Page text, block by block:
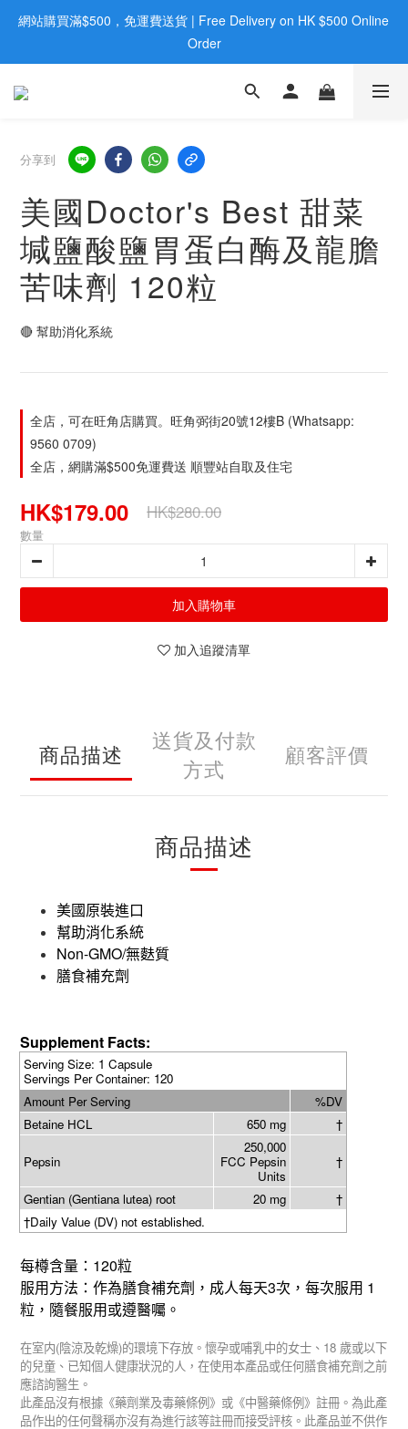
歡迎親臨旺角店購買：旺角弼街20號12樓B  |  RealDeal 保健品 |
WhatsApp 9560 0709
網站購買滿$500，免運費送貨 | Free Delivery on HK $500 Online
Order
歡迎親臨旺角店購買：旺角弼街20號12樓B  |  RealDeal 保健品 |
分享到
美國Doctor's Best 甜菜
堿鹽酸鹽胃蛋白酶及龍膽
苦味劑 120粒
🔴 幫助消化系統
全店，可在旺角店購買。旺角弼街20號12樓B (Whatsapp:
9560 0709)
全店，網購滿$500免運費送 順豐站自取及住宅
HK$179.00 HK$280.00
數量
加入購物車
加入追蹤清單
商品描述
送貨及付款
方式
顧客評價
商品描述
美國原裝進口
幫助消化系統
Non-GMO/無麩質
膳食補充劑
Supplement Facts:
Serving Size: 1 Capsule
Servings Per Container: 120
Amount Per Serving
%DV
Betaine HCL
650 mg †
Pepsin
250,000
FCC Pepsin
Units
†
Gentian (Gentiana lutea) root 20 mg
†
†Daily Value (DV) not established.
每樽含量： 120粒
服用方法：作為膳食補充劑，成人每天3次，每次服用 1
粒，隨餐服用或遵醫囑。
在室内(陰涼及乾燥)的環境下存放。懷孕或哺乳中的女士、 18 歲或以下
的兒童、已知個人健康狀況的人，在使用本產品或任何膳食補充劑之前
應諮詢醫生。
此產品沒有根據《藥劑業及毒藥條例》或《中醫藥條例》註冊。為此產
品作出的任何聲稱亦沒有為進行該等註冊而接受評核。此產品並不供作